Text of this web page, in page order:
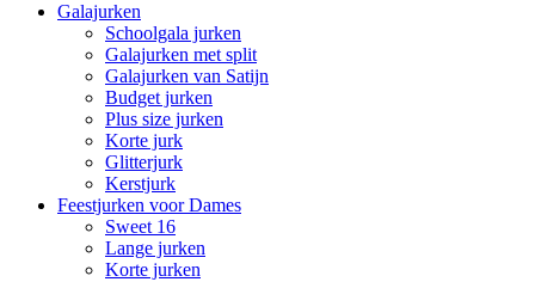
Galajurken
Schoolgala jurken
Galajurken met split
Galajurken van Satijn
Budget jurken
Plus size jurken
Korte jurk
Glitterjurk
Kerstjurk
Feestjurken voor Dames
Sweet 16
Lange jurken
Korte jurken